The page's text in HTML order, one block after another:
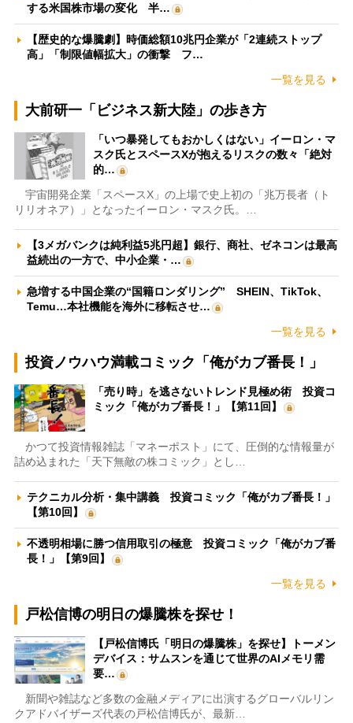
する米国株市場の変化 半…
【歴史的な爆騰劇】時価総額10兆円企業が「2連続ストップ
高」「制限値幅拡大」の衝撃 フ…
一覧を見る
大前研一「ビジネス新大陸」の歩き方
「いつ暴発してもおかしくはない」イーロン・マ
スク氏とスペースXが抱えるリスクの数々「絶対
的…
宇宙開発企業「スペースX」の上場で史上初の「兆万長者（ト
リリオネア）」となったイーロン・マスク氏。…
【3メガバンクは純利益5兆円超】銀行、商社、ゼネコンは最高
益続出の一方で、中小企業・…
急増する中国企業の“国籍ロンダリング” SHEIN、TikTok、
Temu…本社機能を海外に移転させ…
一覧を見る
投資ノウハウ満載コミック「俺がカブ番長！」
「売り時」を逃さないトレンド見極め術 投資コ
ミック「俺がカブ番長！」【第11回】
かつて投資情報雑誌「マネーポスト」にて、圧倒的な情報量が
詰め込まれた「天下無敵の株コミック」とし…
テクニカル分析・集中講義 投資コミック「俺がカブ番長！」
【第10回】
不透明相場に勝つ信用取引の極意 投資コミック「俺がカブ番
長！」【第9回】
一覧を見る
戸松信博の明日の爆騰株を探せ！
【戸松信博氏「明日の爆騰株」を探せ】トーメン
デバイス：サムスンを通じて世界のAIメモリ需
要…
新聞や雑誌など多数の金融メディアに出演するグローバルリン
クアドバイザーズ代表の戸松信博氏が、最新…